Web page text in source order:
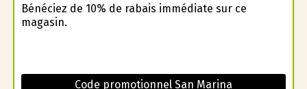
Bénéficiez de 10% de rabais immédiate sur ce
magasin.
Code promotionnel San Marina